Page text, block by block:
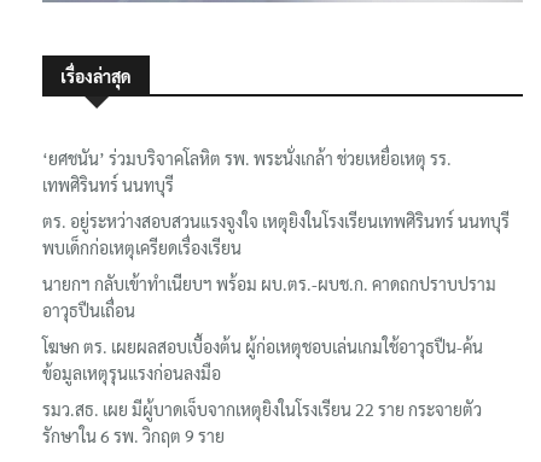
เรื่องล่าสุด
‘ยศชนัน’ ร่วมบริจาคโลหิต รพ. พระนั่งเกล้า ช่วยเหยื่อเหตุ รร.
เทพศิรินทร์ นนทบุรี
ตร. อยู่ระหว่างสอบสวนแรงจูงใจ เหตุยิงในโรงเรียนเทพศิรินทร์ นนทบุรี
พบเด็กก่อเหตุเครียดเรื่องเรียน
นายกฯ กลับเข้าทำเนียบฯ พร้อม ผบ.ตร.-ผบช.ก. คาดถกปราบปราม
อาวุธปืนเถื่อน
โฆษก ตร. เผยผลสอบเบื้องต้น ผู้ก่อเหตุชอบเล่นเกมใช้อาวุธปืน-ค้น
ข้อมูลเหตุรุนแรงก่อนลงมือ
รมว.สธ. เผย มีผู้บาดเจ็บจากเหตุยิงในโรงเรียน 22 ราย กระจายตัว
รักษาใน 6 รพ. วิกฤต 9 ราย